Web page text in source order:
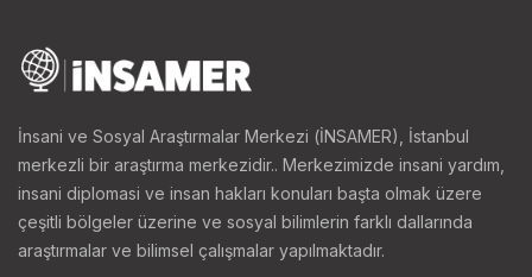
İnsani ve Sosyal Araştırmalar Merkezi (İNSAMER), İstanbul
merkezli bir araştırma merkezidir.. Merkezimizde insani yardım,
insani diplomasi ve insan hakları konuları başta olmak üzere
çeşitli bölgeler üzerine ve sosyal bilimlerin farklı dallarında
araştırmalar ve bilimsel çalışmalar yapılmaktadır.